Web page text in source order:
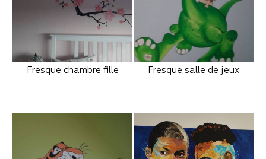
Fresque chambre fille Fresque salle de jeux